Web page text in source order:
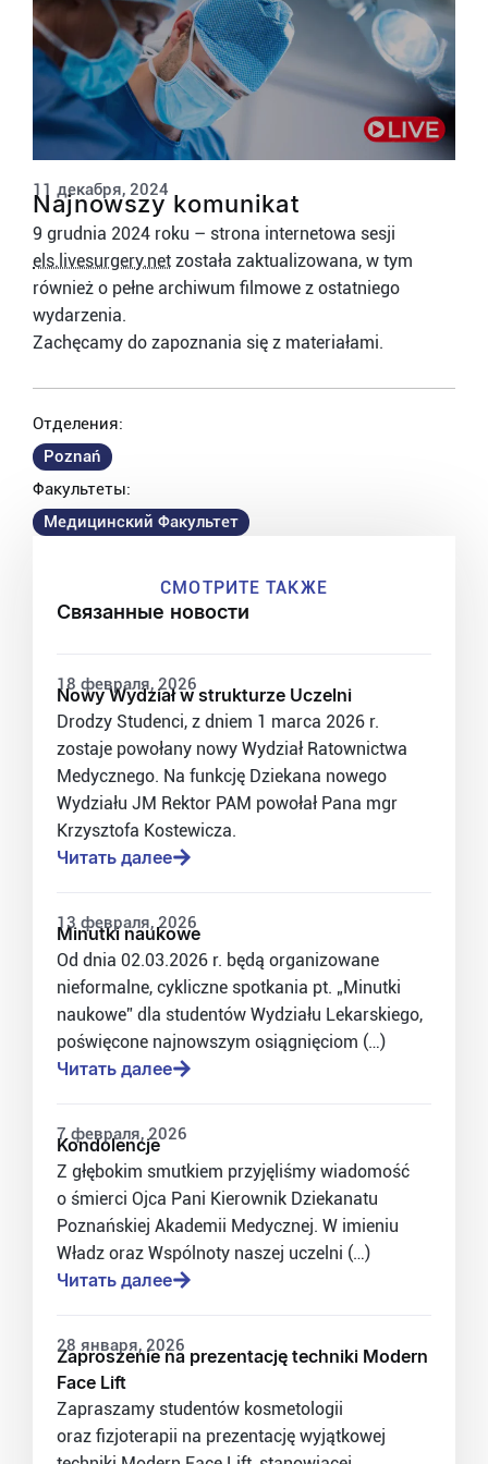
Najnowszy komunikat
11 декабря, 2024
9 grudnia 2024 roku – strona internetowa sesji
els.livesurgery.net została zaktualizowana, w tym
również o pełne archiwum filmowe z ostatniego
wydarzenia.
Zachęcamy do zapoznania się z materiałami.
Отделения:
Poznań
Факультеты:
Медицинский Факультет
СМОТРИТЕ ТАКЖЕ
Связанные новости
Nowy Wydział w strukturze Uczelni
18 февраля, 2026
Drodzy Studenci, z dniem 1 marca 2026 r.
zostaje powołany nowy Wydział Ratownictwa
Medycznego. Na funkcję Dziekana nowego
Wydziału JM Rektor PAM powołał Pana mgr
Krzysztofa Kostewicza.
Читать далее
Minutki naukowe
13 февраля, 2026
Od dnia 02.03.2026 r. będą organizowane
nieformalne, cykliczne spotkania pt. „Minutki
naukowe” dla studentów Wydziału Lekarskiego,
poświęcone najnowszym osiągnięciom (…)
Читать далее
Kondolencje
7 февраля, 2026
Z głębokim smutkiem przyjęliśmy wiadomość
o śmierci Ojca Pani Kierownik Dziekanatu
Poznańskiej Akademii Medycznej. W imieniu
Władz oraz Wspólnoty naszej uczelni (…)
Читать далее
Zaproszenie na prezentację techniki Modern
Face Lift
28 января, 2026
Zapraszamy studentów kosmetologii
oraz fizjoterapii na prezentację wyjątkowej